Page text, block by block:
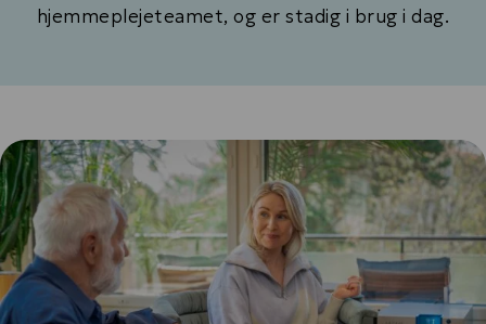
hjemmeplejeteamet, og er stadig i brug i dag.